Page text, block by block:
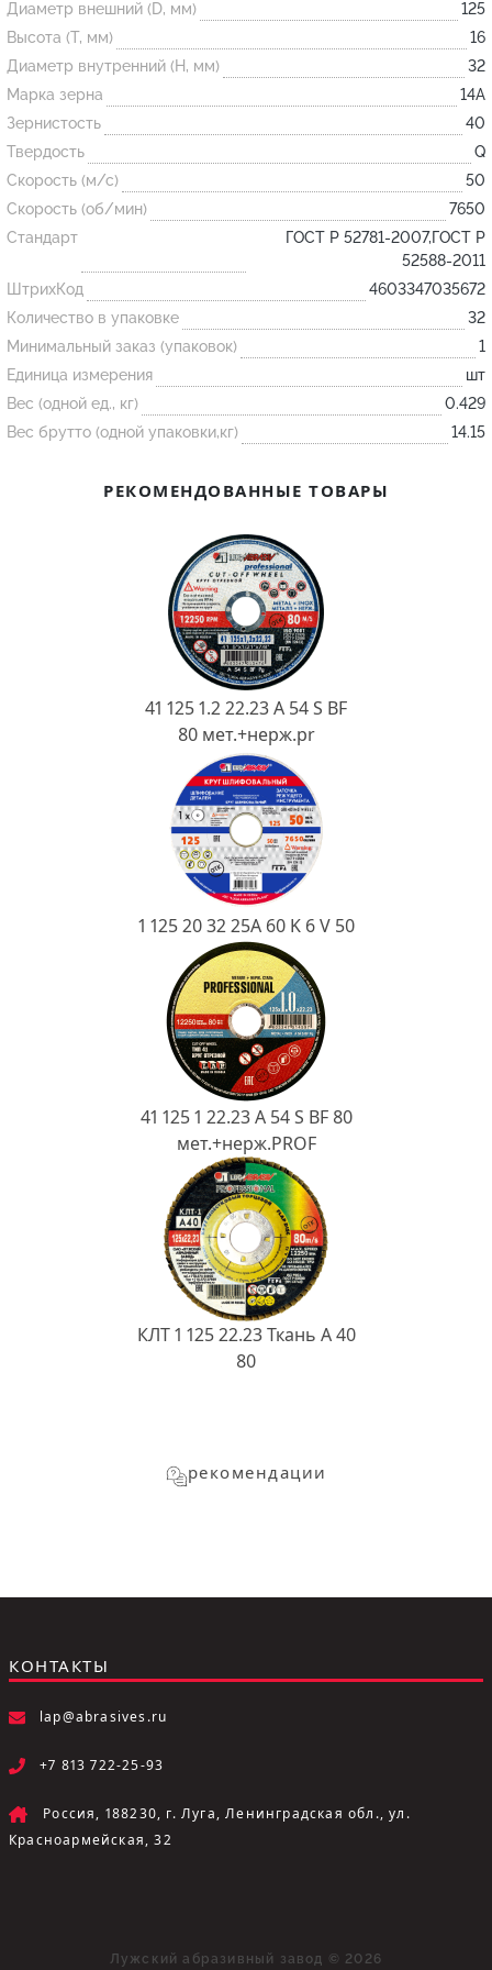
Огнеупорные
изделия
Скачать каталог
Тигель
Муфель
Трубка
Стержень
Пробка
Подставка
Лодочка
Ковш разливочный
Огнеупорная SiC смесь
Диаметр внешний (D, мм)
125
Высота (T, мм)
16
Диаметр внутренний (H, мм)
32
Марка зерна
14А
Зернистость
40
Твердость
Q
Скорость (м/с)
50
Скорость (об/мин)
7650
Стандарт
ГОСТ Р 52781-2007,ГОСТ Р
52588-2011
ШтрихКод
4603347035672
Количество в упаковке
32
Минимальный заказ (упаковок)
1
Единица измерения
шт
Вес (одной ед., кг)
0.429
Вес брутто (одной упаковки,кг)
14.15
РЕКОМЕНДОВАННЫЕ ТОВАРЫ
41 125 1.2 22.23 A 54 S BF
80 мет.+нерж.pr
1 125 20 32 25А 60 K 6 V 50
41 125 1 22.23 A 54 S BF 80
мет.+нерж.PROF
КЛТ 1 125 22.23 Ткань A 40
80
рекомендации
КОНТАКТЫ
lap@abrasives.ru
+7 813 722-25-93
Россия, 188230, г. Луга, Ленинградская обл., ул.
Красноармейская, 32
Лужский абразивный завод © 2026